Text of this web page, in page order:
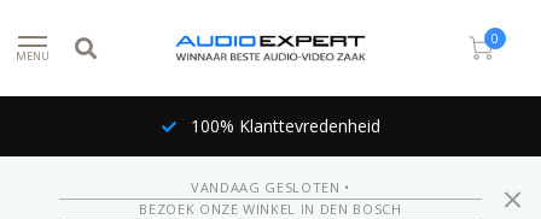
MENU
0
100% Klanttevredenheid
VANDAAG GESLOTEN •
BEZOEK ONZE WINKEL IN DEN BOSCH